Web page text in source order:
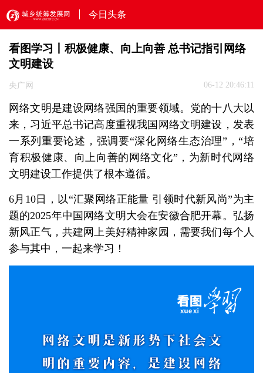
今日头条
看图学习丨积极健康、向上向善 总书记指引网络
文明建设
央广网 06-12 20:46:11
网络文明是建设网络强国的重要领域。党的十八大以
来，习近平总书记高度重视我国网络文明建设，发表
一系列重要论述，强调要“深化网络生态治理”，“培
育积极健康、向上向善的网络文化”，为新时代网络
文明建设工作提供了根本遵循。
6月10日，以“汇聚网络正能量 引领时代新风尚”为主
题的2025年中国网络文明大会在安徽合肥开幕。弘扬
新风正气，共建网上美好精神家园，需要我们每个人
参与其中，一起来学习！